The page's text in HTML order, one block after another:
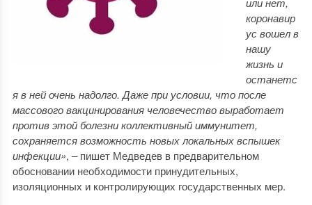
коронавир
ус вошел в
нашу
жизнь и
останетс
я в ней очень надолго. Даже при условии, что после
массового вакцинирования человечество выработает
против этой болезни коллективный иммунитет,
сохраняется возможность новых локальных вспышек
инфекции», ‒ пишет Медведев в предварительном
обосновании необходимости принудительных,
изоляционных и контролирующих государственных мер.